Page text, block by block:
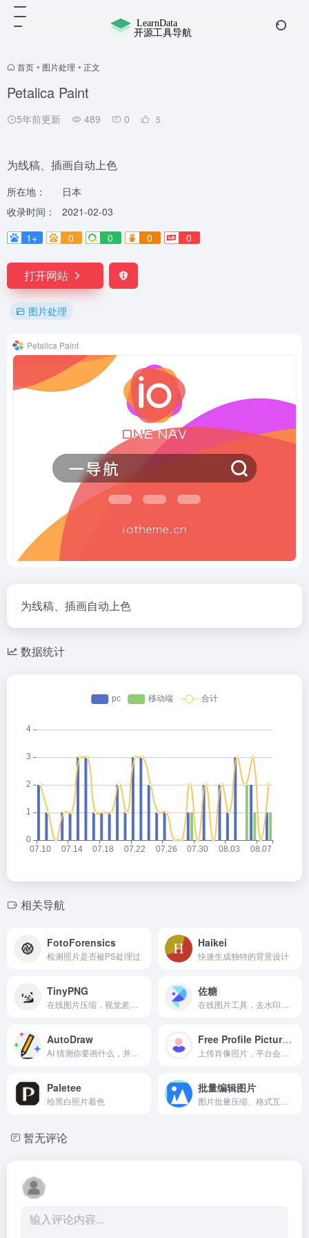
首页 • 图片处理 • 正文
Petalica Paint
5年前更新 489 0 5
为线稿、插画自动上色
所在地：
日本
收录时间：
2021-02-03
1+
0 0 0 0
打开网站
图片处理
Petalica Paint
为线稿、插画自动上色
数据统计
相关导航
FotoForensics
检测照片是否被PS处理过
Haikei
快速生成独特的背景设计
TinyPNG 佐糖
AutoDraw Free Profile Picture Maker
Paletee
给黑白照片着色
批量编辑图片
暂无评论